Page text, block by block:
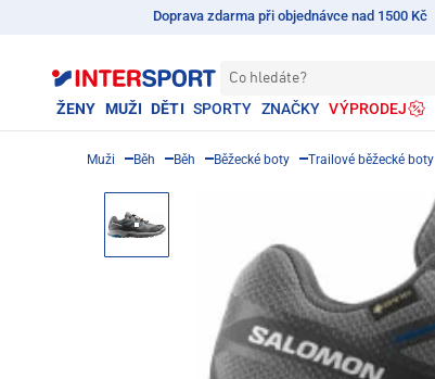
Doprava zdarma při objednávce nad 1500 Kč
Co hledáte?
ŽENY MUŽI DĚTI SPORTY ZNAČKY VÝPRODEJ
Muži Běh Běh Běžecké boty Trailové běžecké boty